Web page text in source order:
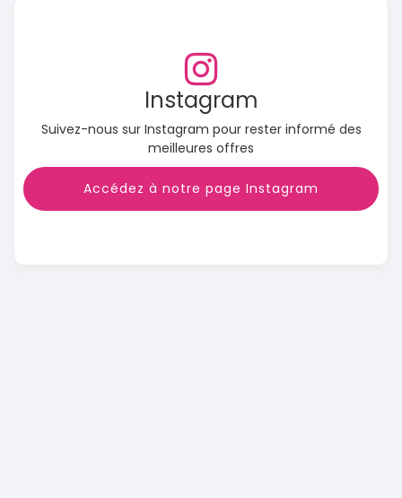
Instagram
Suivez-nous sur Instagram pour rester informé des
meilleures offres
Accédez à notre page Instagram